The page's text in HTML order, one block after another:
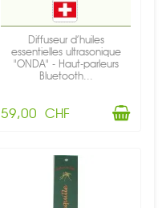
Diffuseur d’huiles
essentielles ultrasonique
"ONDA" - Haut-parleurs
Bluetooth...
59,00 CHF